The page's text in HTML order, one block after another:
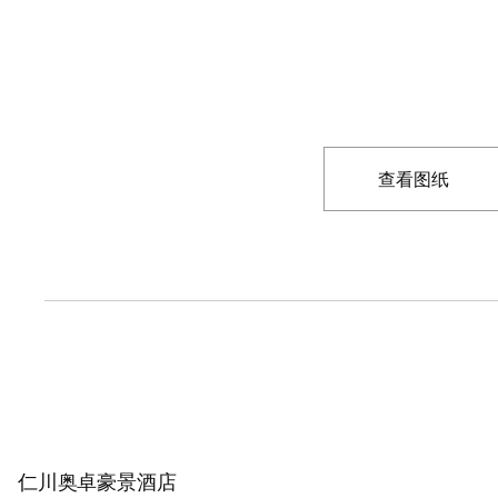
查看图纸
仁川奥卓豪景酒店